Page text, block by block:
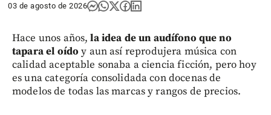
03 de agosto de 2026
Hace unos años,la idea de un audífono que no
tapara el oídoy aun así reprodujera música con
calidad aceptable sonaba a ciencia ficción, pero hoy
es una categoría consolidada con docenas de
modelos de todas las marcas y rangos de precios.